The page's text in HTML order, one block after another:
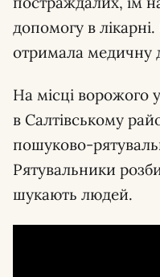
допомогу в
отримала медичну
На місці ворожого
в Салтівському
пошуково-
Рятувальники
шукають людей.